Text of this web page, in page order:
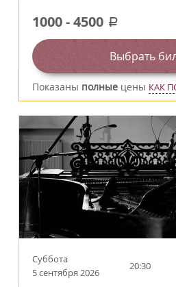
1000-4500 a
Выбрать
Показаны полные цены КАК
Суббота
5 сентября 2026
20:30